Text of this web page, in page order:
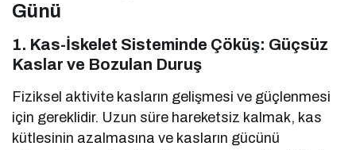
Günü
1. Kas-İskelet Sisteminde Çöküş: Güçsüz
Kaslar ve Bozulan Duruş
Fiziksel aktivite kasların gelişmesi ve güçlenmesi
için gereklidir. Uzun süre hareketsiz kalmak, kas
kütlesinin azalmasına ve kasların gücünü